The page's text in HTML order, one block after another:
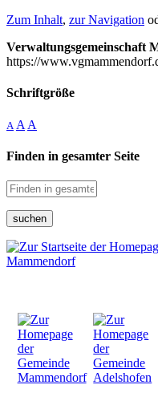
Zum Inhalt, zur Navigation
Verwaltungsgemeinschaft
https://
Schriftgröße
A A A
Finden in gesamter Seite
suchen